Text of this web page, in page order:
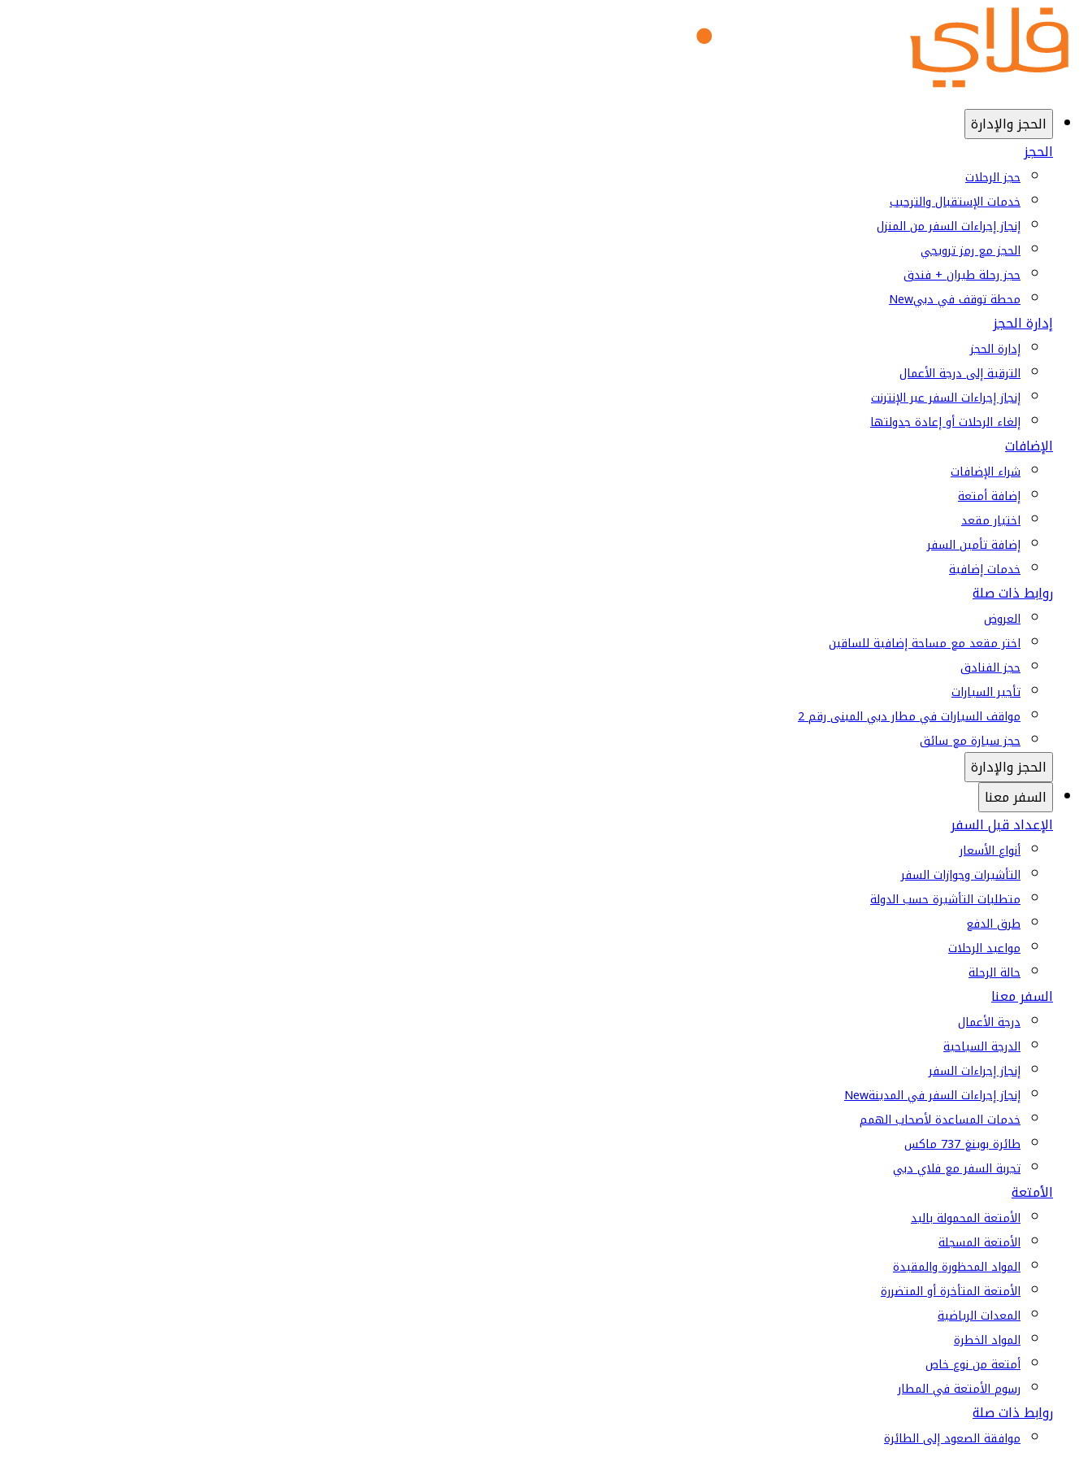
الحجز والإدارة
الحجز
حجز الرحلات
خدمات الإستقبال والترحيب
إنجاز إجراءات السفر من المنزل
الحجز مع رمز ترويجي
حجز رحلة طيران + فندق
محطة توقف في دبيNew
إدارة الحجز
إدارة الحجز
الترقية إلى درجة الأعمال
إنجاز إجراءات السفر عبر الإنترنت
إلغاء الرحلات أو إعادة جدولتها
الإضافات
شراء الإضافات
إضافة أمتعة
اختيار مقعد
إضافة تأمين السفر
خدمات إضافية
روابط ذات صلة
العروض
اختر مقعد مع مساحة إضافية للساقين
حجز الفنادق
تأجير السيارات
مواقف السيارات في مطار دبي المبنى رقم 2
حجز سيارة مع سائق
الحجز والإدارة
السفر معنا
الإعداد قبل السفر
أنواع الأسعار
التأشيرات وجوازات السفر
متطلبات التأشيرة حسب الدولة
طرق الدفع
مواعيد الرحلات
حالة الرحلة
السفر معنا
درجة الأعمال
الدرجة السياحية
إنجاز إجراءات السفر
إنجاز إجراءات السفر في المدينةNew
خدمات المساعدة لأصحاب الهمم
طائرة بوينغ 737 ماكس
تجربة السفر مع فلاي دبي
الأمتعة
الأمتعة المحمولة باليد
الأمتعة المسجلة
المواد المحظورة والمقيدة
الأمتعة المتأخرة أو المتضررة
المعدات الرياضية
المواد الخطرة
أمتعة من نوع خاص
رسوم الأمتعة في المطار
روابط ذات صلة
موافقة الصعود إلى الطائرة